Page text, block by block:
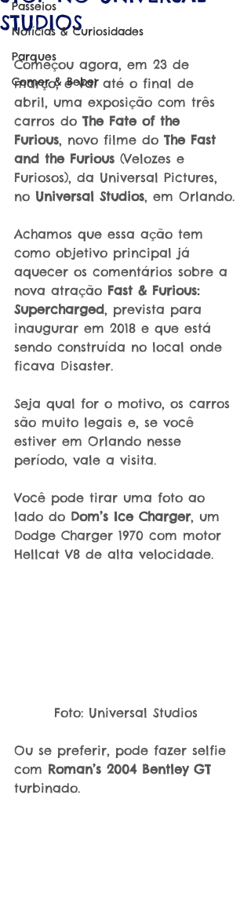
Passeios
Notícias & Curiosidades
Parques
Comer & Beber
STUDIOS
Começou agora, em 23 de
março, e vai até o final de
abril, uma exposição com três
carros do The Fate of the
Furious, novo filme do The Fast
and the Furious (Velozes e
Furiosos), da Universal Pictures,
no Universal Studios, em Orlando.
Achamos que essa ação tem
como objetivo principal já
aquecer os comentários sobre a
nova atração Fast & Furious:
Supercharged, prevista para
inaugurar em 2018 e que está
sendo construída no local onde
ficava Disaster.
Seja qual for o motivo, os carros
são muito legais e, se você
estiver em Orlando nesse
período, vale a visita.
Você pode tirar uma foto ao
lado do Dom’s Ice Charger, um
Dodge Charger 1970 com motor
Hellcat V8 de alta velocidade.
Foto: Universal Studios
Ou se preferir, pode fazer selfie
com Roman’s 2004 Bentley GT
turbinado.